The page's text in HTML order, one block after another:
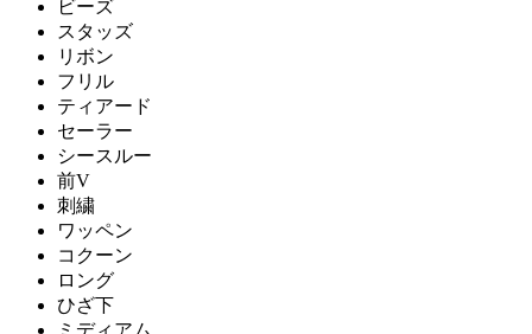
ビーズ
スタッズ
リボン
フリル
ティアード
セーラー
シースルー
前V
刺繍
ワッペン
コクーン
ロング
ひざ下
ミディアム